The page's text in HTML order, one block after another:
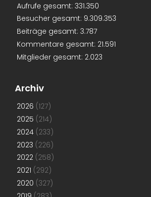
Aufrufe gesamt: 331.350
Besucher gesamt: 9.309.353
Beiträge gesamt: 3.787
Kommentare gesamt: 21.591
Mitglieder gesamt: 2.023
Archiv
2026 (127)
2025 (214)
2024 (233)
2023 (226)
2022 (258)
2021 (292)
2020 (327)